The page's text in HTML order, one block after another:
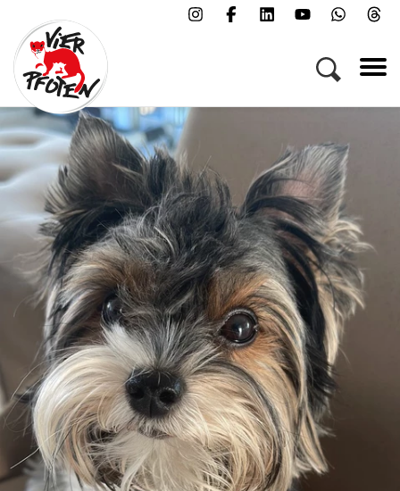
Menü
Kampagnen & Themen
Tiere
Helfen
Über uns
Jobs
Presse
FAQs
Newsletter
Kontakt
Spenden
Patenschaft